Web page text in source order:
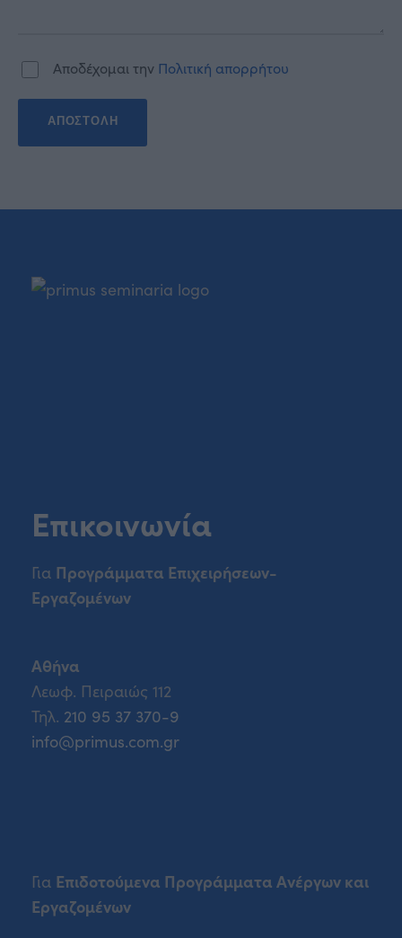
Αποδέχομαι την Πολιτική απορρήτου
Επικοινωνία
Για Προγράμματα Επιχειρήσεων-
Εργαζομένων
Αθήνα
Λεωφ. Πειραιώς 112
Τηλ. 210 95 37 370-9
info@primus.com.gr
Για Επιδοτούμενα Προγράμματα Ανέργων και
Εργαζομένων